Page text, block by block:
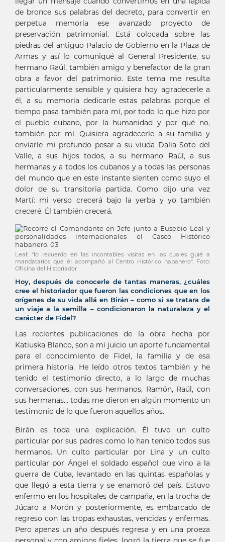
de bronce sus palabras del decreto, para convertir en
perpetua memoria ese avanzado proyecto de
preservación patrimonial. Está colocada sobre las
piedras del antiguo Palacio de Gobierno en la Plaza de
Armas y así lo comuniqué al General Presidente, su
hermano Raúl, también amigo y benefactor de la gran
obra a favor del patrimonio. Este tema me resulta
particularmente sensible y quisiera hoy agradecerle a
él, a su memoria dedicarle estas palabras porque el
tiempo pasa también para mí, por todo lo que hizo por
el pueblo cubano, por la humanidad y por qué no,
también por mí. Quisiera agradecerle a su familia y
enviarle mi profundo pesar a su viuda Dalia Soto del
Valle, a sus hijos todos, a su hermano Raúl, a sus
hermanas y a todos los cubanos y a todas las personas
del mundo que en este instante sienten como suyo el
dolor de su transitoria partida. Como dijo una vez
Martí: mi verso crecerá bajo la yerba y yo también
creceré. Él también crecerá.
Leal: "lo recuerdo en las incontables visitas en las cuales guié a
mandatarios que él acompañó al Centro Histórico habanero". Foto:
Oficina del Historiador
Hoy, después de conocerle de tantas maneras, ¿cuáles
cree el historiador que fueron las condiciones que en los
orígenes de su vida allá en Birán – como si se tratara de
un viaje a la semilla – condicionaron la naturaleza y el
carácter de Fidel?
Las recientes publicaciones de la obra hecha por
Katiuska Blanco, son a mi juicio un aporte fundamental
para el conocimiento de Fidel, la familia y de esa
primera historia. He leído otros textos también y he
tenido el testimonio directo, a lo largo de muchas
conversaciones, con sus hermanos, Ramón, Raúl, con
sus hermanas… todas me dieron en algún momento un
testimonio de lo que fueron aquellos años.
Birán es toda una explicación. Él tuvo un culto
particular por sus padres como lo han tenido todos sus
hermanos. Un culto particular por Lina y un culto
particular por Ángel el soldado español que vino a la
guerra de Cuba, levantado en las quintas españolas y
que llegó a esta tierra y se enamoró del país. Estuvo
enfermo en los hospitales de campaña, en la trocha de
Júcaro a Morón y posteriormente, es embarcado de
regreso con las tropas exhaustas, vencidas y enfermas.
Pero apenas un año después regresa y en una proeza